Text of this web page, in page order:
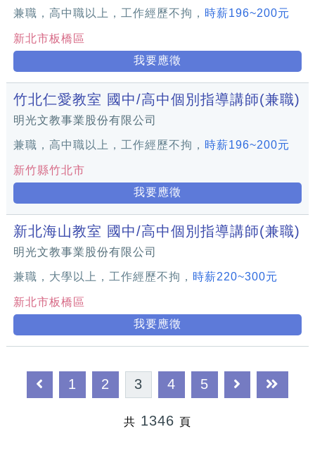
兼職，高中職以上，工作經歷不拘， 時薪196~200元
新北市板橋區
我要應徵
竹北仁愛教室 國中/高中個別指導講師(兼職)
明光文教事業股份有限公司
兼職，高中職以上，工作經歷不拘， 時薪196~200元
新竹縣竹北市
我要應徵
新北海山教室 國中/高中個別指導講師(兼職)
明光文教事業股份有限公司
兼職，大學以上，工作經歷不拘， 時薪220~300元
新北市板橋區
我要應徵
1 2 3 4 5
共 1346 頁